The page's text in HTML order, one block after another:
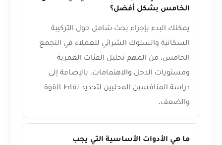
الخامس بشكل أفضل؟
يمكنك البدء بإجراء بحث شامل حول التركيبة
السكانية والسلوك الشرائي للعملاء في التجمع
الخامس. من المهم تحليل الفئات العمرية
ومستويات الدخل والاهتمامات، بالإضافة إلى
دراسة المنافسين المحليين لتحديد نقاط القوة
والضعف.
ما هي الأدوات الأساسية التي يجب